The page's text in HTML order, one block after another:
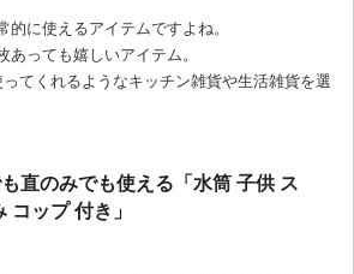
的に使えるアイテムですよね。
あっても嬉しいアイテム。
てくれるようなキッチン雑貨や生活雑貨を選
直のみでも使える「水筒 子供 ス
コップ 付き」